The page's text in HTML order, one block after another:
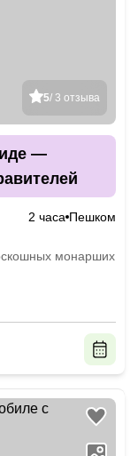
5/ 3 отзыва
—
2 часа Пешком
монарших